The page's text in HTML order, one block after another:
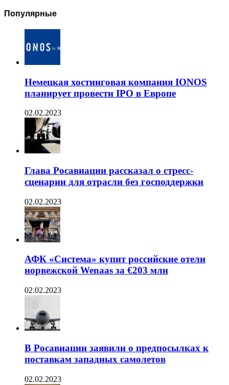
Популярные
Немецкая хостинговая компания IONOS
планирует провести IPO в Европе
02.02.2023
Глава Росавиации рассказал о стресс-
сценарии для отрасли без господдержки
02.02.2023
АФК «Система» купит российские отели
норвежской Wenaas за €203 млн
02.02.2023
В Росавиации заявили о предпосылках к
поставкам западных самолетов
02.02.2023